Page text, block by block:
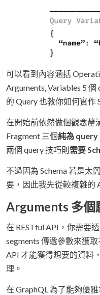
可以看到內容涵括
Arguments, Variables 5
的 Query 也教你如何實作
在開始前依然做個觀念釐
Fragment 三個純為 query
兩個 query 技巧則 需要
不過因為 Schema 若是太
要，因此我先從較複雜的
Arguments 多個
在 RESTful API，你需要
segments 傳遞參數來獲
API 才能獲得想要的資料
理。
在 GraphQL 為了能夠優